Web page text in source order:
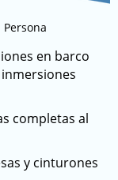
Persona
en barco
completas al
y cinturones